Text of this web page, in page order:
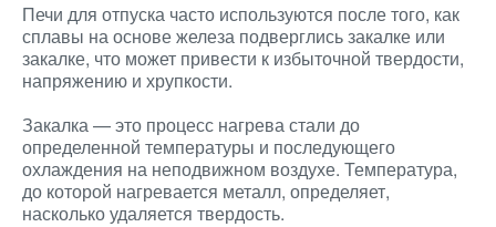
Печи для отпуска часто используются после того, как
сплавы на основе железа подверглись закалке или
закалке, что может привести к избыточной твердости,
напряжению и хрупкости.
Закалка — это процесс нагрева стали до
определенной температуры и последующего
охлаждения на неподвижном воздухе. Температура,
до которой нагревается металл, определяет,
насколько удаляется твердость.